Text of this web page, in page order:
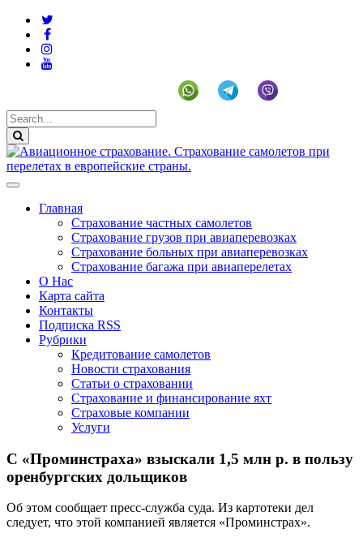
Главная
Страхование частных самолетов
Страхование грузов при авиаперевозках
Страхование больных при авиаперевозках
Страхование багажа при авиаперелетах
О Нас
Карта сайта
Контакты
Подписка RSS
Рубрики
Кредитование самолетов
Новости страхования
Статьи о страховании
Страхование и финансирование яхт
Страховые компании
Услуги
С «Проминстраха» взыскали 1,5 млн р. в пользу
оренбургских дольщиков
Об этом сообщает пресс-служба суда. Из картотеки дел
следует, что этой компанией является «Проминстрах».